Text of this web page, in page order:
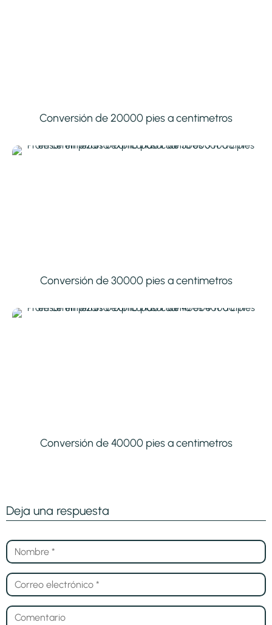
Conversión de 20000 pies a centimetros
Conversión de 30000 pies a centimetros
Conversión de 40000 pies a centimetros
Deja una respuesta